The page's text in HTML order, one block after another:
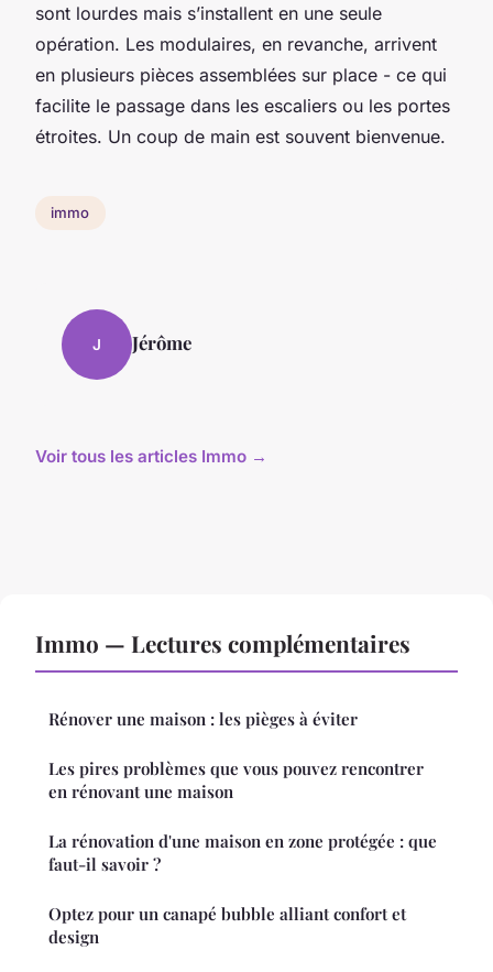
sont lourdes mais s’installent en une seule
opération. Les modulaires, en revanche, arrivent
en plusieurs pièces assemblées sur place - ce qui
facilite le passage dans les escaliers ou les portes
étroites. Un coup de main est souvent bienvenue.
immo
J Jérôme
Voir tous les articles Immo →
Immo — Lectures complémentaires
Rénover une maison : les pièges à éviter
Les pires problèmes que vous pouvez rencontrer
en rénovant une maison
La rénovation d'une maison en zone protégée : que
faut-il savoir ?
Optez pour un canapé bubble alliant confort et
design